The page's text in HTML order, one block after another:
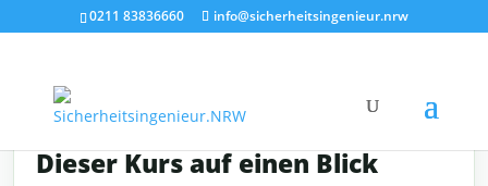
0211 83836660 info@sicherheitsingenieur.nrw
SCHNELL ZUM ZIEL
Dieser Kurs auf einen Blick